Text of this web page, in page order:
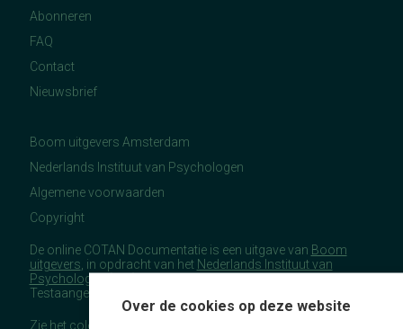
Over de cookies op deze website
Abonneren
FAQ
Contact
Nieuwsbrief
Boom uitgevers Amsterdam
Nederlands Instituut van Psychologen
Algemene voorwaarden
Copyright
De online COTAN Documentatie is een uitgave van Boom
uitgevers , in opdracht van het Nederlands Instituut van
Psychologen(NIP), namens de Commissie
Testaangelegenheden Nederland (COTAN).
Zie het colofon